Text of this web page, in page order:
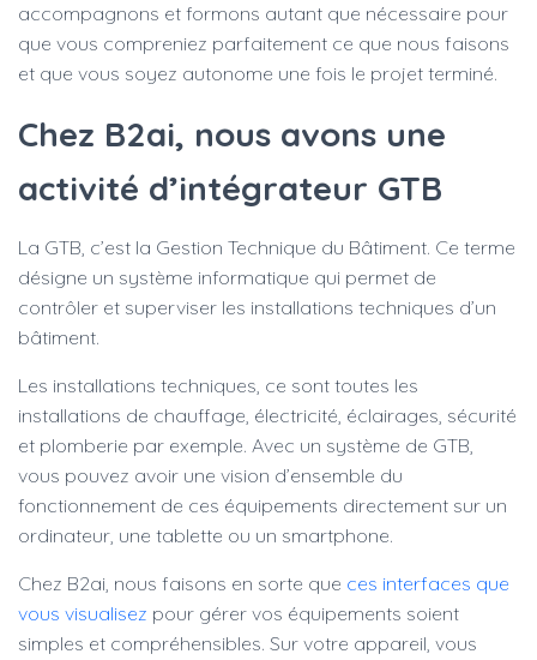
accompagnons et formons autant que nécessaire pour
que vous compreniez parfaitement ce que nous faisons
et que vous soyez autonome une fois le projet terminé.
Chez B2ai, nous avons une
activité d’intégrateur GTB
La GTB, c’est la Gestion Technique du Bâtiment. Ce terme
désigne un système informatique qui permet de
contrôler et superviser les installations techniques d’un
bâtiment.
Les installations techniques, ce sont toutes les
installations de chauffage, électricité, éclairages, sécurité
et plomberie par exemple. Avec un système de GTB,
vous pouvez avoir une vision d’ensemble du
fonctionnement de ces équipements directement sur un
ordinateur, une tablette ou un smartphone.
Chez B2ai, nous faisons en sorte que ces interfaces que
vous visualisez pour gérer vos équipements soient
simples et compréhensibles. Sur votre appareil, vous